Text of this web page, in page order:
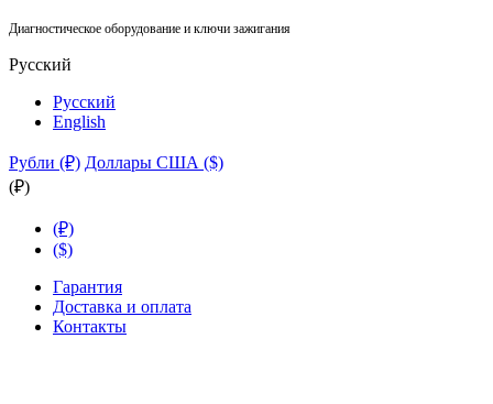
Диагностическое оборудование и ключи зажигания
Русский
Русский
English
Рубли (₽) Доллары США ($)
(₽)
(₽)
($)
Гарантия
Доставка и оплата
Контакты